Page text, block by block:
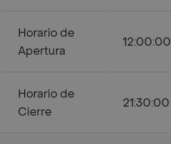
Horario de
Apertura
12:00:00
Horario de
Cierre
21:30:00